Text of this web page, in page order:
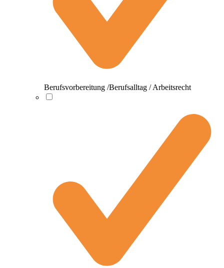
Berufsvorbereitung /Berufsalltag / Arbeitsrecht